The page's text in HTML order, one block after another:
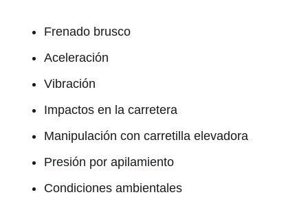
Frenado brusco
Aceleración
Vibración
Impactos en la carretera
Manipulación con carretilla elevadora
Presión por apilamiento
Condiciones ambientales